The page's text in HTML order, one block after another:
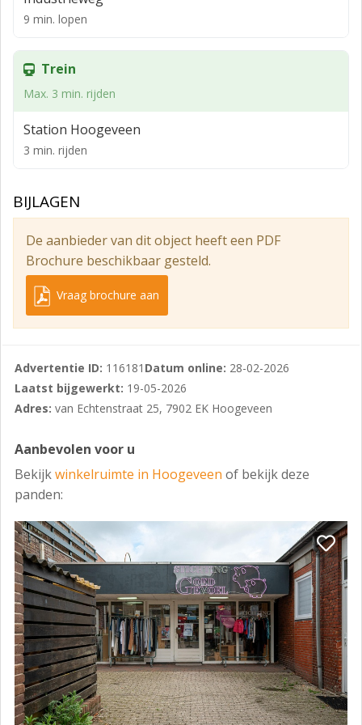
maatschappelijke dienstverlening.
te doen naar het actuele bestemmingsplan bij de
gemeente. Aan deze omschrijving kunnen geen
rechten worden ontleend.
OPLEVERINGSNIVEAU
Het object wordt zeer compleet opgeleverd en is onder
- Achteringang
- Betonvloer
- Brandpreventiemiddelen
- Cv- installatie
- Datapunten en kabelgoten
- Inbouwverlichting
- Internetaansluiting
- Laminaat
- Mogelijkheid reclame op achtergevel bij
- Pantry
- Reclame mogelijk op de gevel
- Stucwerkplafond
- Systeemplafond
- Telefonieaansluiting
- Toiletruimte
- Wandradiatoren
9 min. lopen
Trein
Max. 3 min. rijden
Station Hoogeveen
3 min. rijden
BIJLAGEN
De aanbieder van dit object heeft een PDF
Brochure beschikbaar gesteld.
Vraag brochure aan
Advertentie ID: 116181 Datum online: 28-02-2026
Laatst bijgewerkt: 19-05-2026
Adres: van Echtenstraat 25, 7902 EK Hoogeveen
Aanbevolen voor u
Bekijkwinkelruimte in Hoogeveen of bekijk deze
panden: